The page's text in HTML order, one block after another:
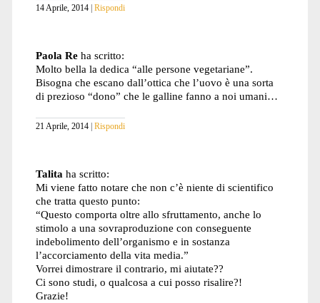
14 Aprile, 2014 Rispondi
Paola Re ha scritto:
Molto bella la dedica “alle persone vegetariane”.
Bisogna che escano dall’ottica che l’uovo è una sorta
di prezioso “dono” che le galline fanno a noi umani…
21 Aprile, 2014 Rispondi
Talita ha scritto:
Mi viene fatto notare che non c’è niente di scientifico
che tratta questo punto:
“Questo comporta oltre allo sfruttamento, anche lo
stimolo a una sovraproduzione con conseguente
indebolimento dell’organismo e in sostanza
l’accorciamento della vita media.”
Vorrei dimostrare il contrario, mi aiutate??
Ci sono studi, o qualcosa a cui posso risalire?!
Grazie!